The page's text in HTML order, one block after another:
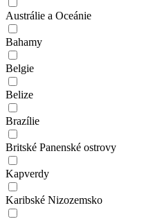
Austrálie a Oceánie
Bahamy
Belgie
Belize
Brazílie
Britské Panenské ostrovy
Kapverdy
Karibské Nizozemsko